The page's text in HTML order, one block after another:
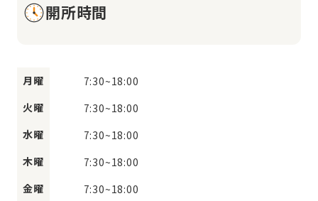
開所時間
月曜 7:30~18:00
火曜
7:30~18:00
水曜
7:30~18:00
木曜
7:30~18:00
金曜
7:30~18:00